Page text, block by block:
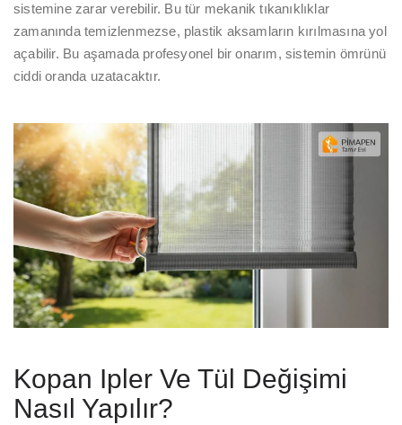
sistemine zarar verebilir. Bu tür mekanik tıkanıklıklar
zamanında temizlenmezse, plastik aksamların kırılmasına yol
açabilir. Bu aşamada profesyonel bir onarım, sistemin ömrünü
ciddi oranda uzatacaktır.
Kopan Ipler Ve Tül Değişimi
Nasıl Yapılır?